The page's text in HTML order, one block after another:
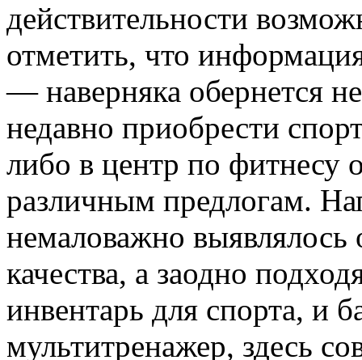
действительности
отметить, что
— наверняка обернется
недавно приобрести
либо в центр по фитнесу
различным предлогам.
немаловажно выявлялось
качества, а заодно
инвентарь для спорта, и
мультитренажер, здесь